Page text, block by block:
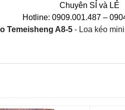
Chuyên SỈ và LẺ
Hotline: 0909.001.487 –
Temeisheng A8-5 - Loa kéo